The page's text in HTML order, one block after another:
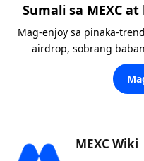
Sumali sa MEXC
Mag-enjoy sa pinaka-
airdrop, sobrang
MEXC Wiki